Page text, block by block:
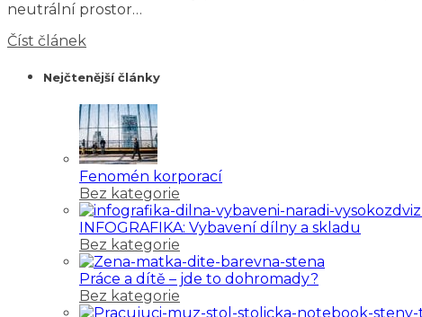
neutrální prostor…
Číst článek
Nejčtenější články
Fenomén korporací
Bez kategorie
INFOGRAFIKA: Vybavení dílny a skladu
Bez kategorie
Práce a dítě – jde to dohromady?
Bez kategorie